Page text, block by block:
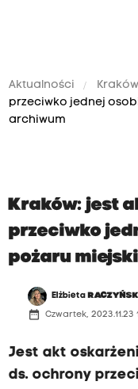
Aktualności Kraków
przeciwko jednej
archiwum
Kraków: jest
przeciwko
pożaru
Elżbieta
date_range Czwartek, 2023.11.23
Jest akt
ds. ochrony